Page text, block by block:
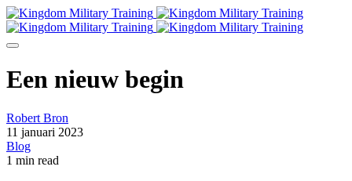
Een nieuw begin
Robert Bron
11 januari 2023
Blog
1 min read